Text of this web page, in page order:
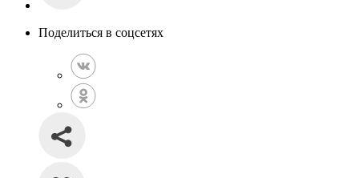
Поделиться в соцсетях